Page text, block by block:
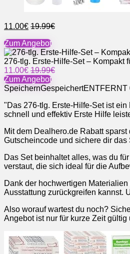
11.00€ 19.99€
Zum Angebot
276-tlg. Erste-Hilfe-Set – Kompakt
11.00€ 19.99€
Zum Angebot
SpeichernGespeichertENTFERNT
"Das 276-tlg. Erste-Hilfe-Set ist
schnell und effektiv Erste Hilfe
Mit dem Dealhero.de Rabatt
Gutscheincode und sichere dir
Das Set beinhaltet alles, was du
verstaut, die sich ideal für die
Dank der hochwertigen
Ausstattung zurückgreifen kannst.
Also worauf wartest du noch?
Angebot ist nur für kurze Zeit